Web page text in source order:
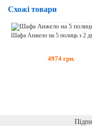
Схожі товари
4974 грн.